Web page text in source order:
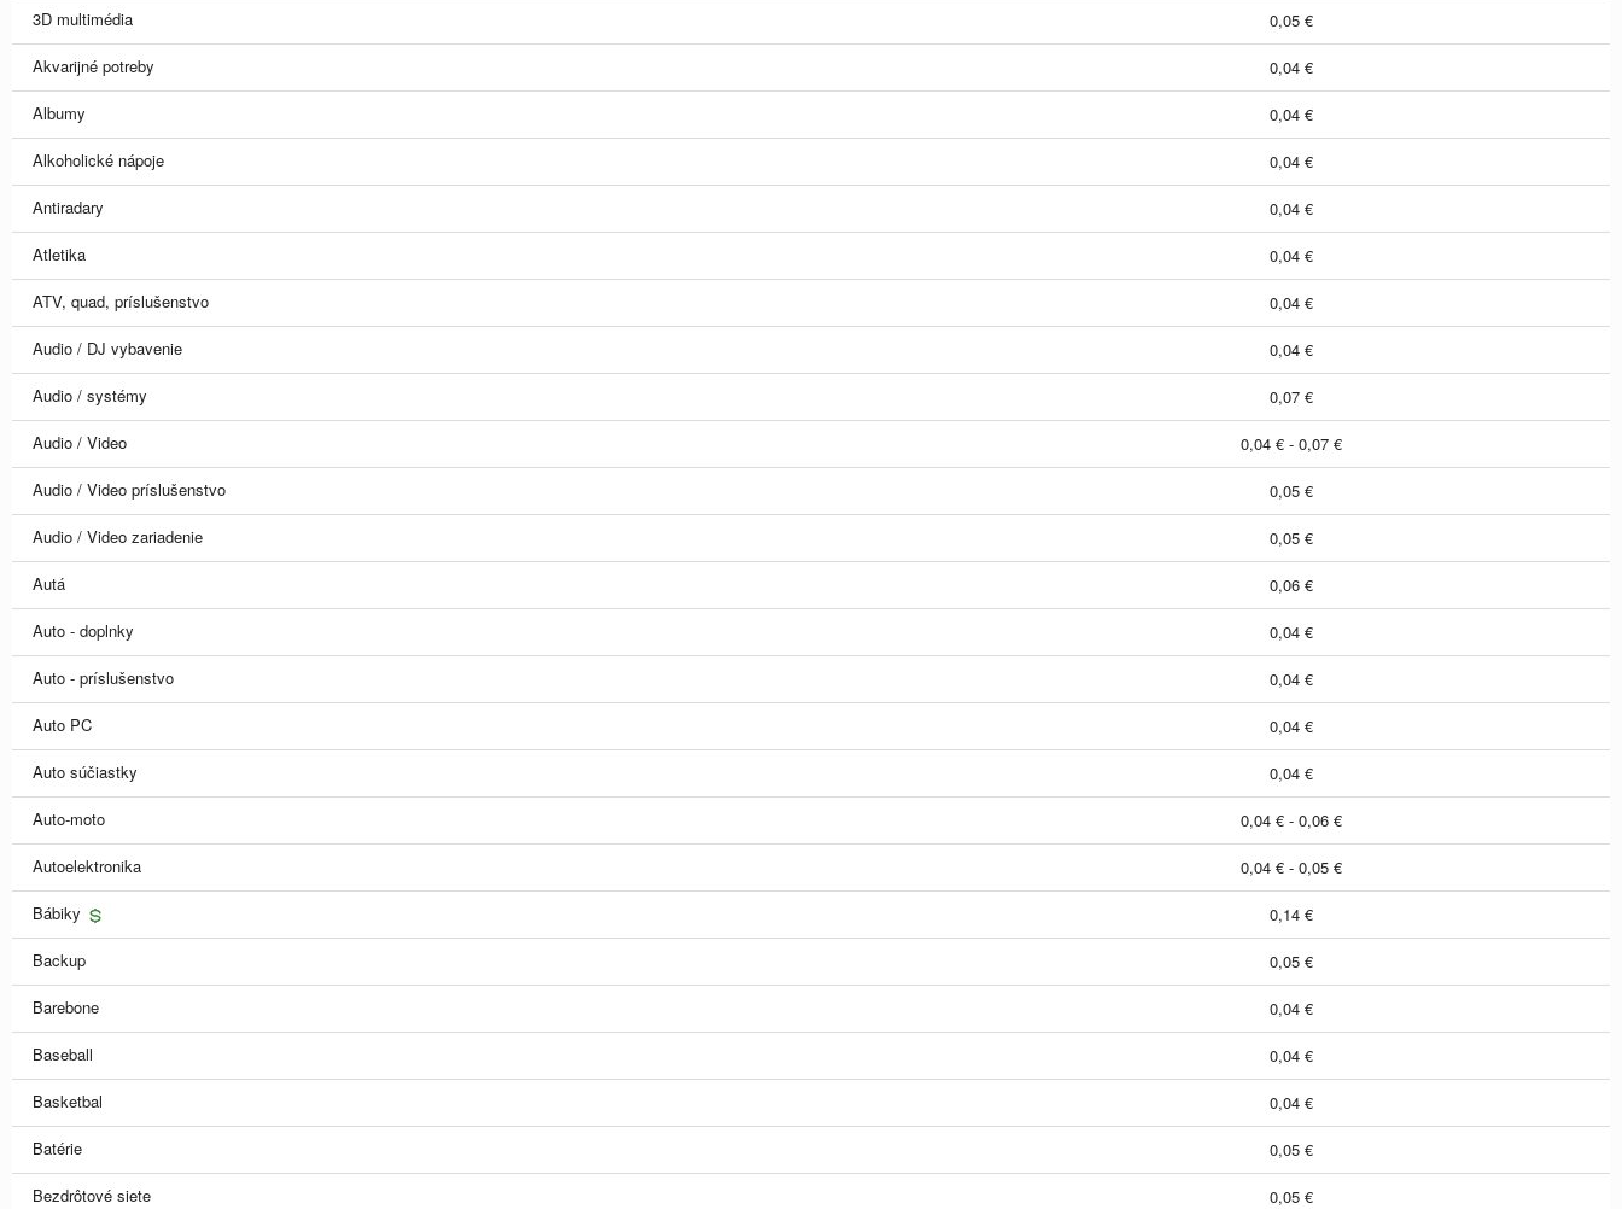
3D multimédia
0,05 €
Akvarijné potreby
0,04 €
Albumy
0,04 €
Alkoholické nápoje
0,04 €
Antiradary
0,04 €
Atletika
0,04 €
ATV, quad, príslušenstvo
0,04 €
Audio / DJ vybavenie
0,04 €
Audio / systémy
0,07 €
Audio / Video
0,04 € - 0,07 €
Audio / Video príslušenstvo
0,05 €
Audio / Video zariadenie
0,05 €
Autá
0,06 €
Auto - doplnky
0,04 €
Auto - príslušenstvo
0,04 €
Auto PC
0,04 €
Auto súčiastky
0,04 €
Auto-moto
0,04 € - 0,06 €
Autoelektronika
0,04 € - 0,05 €
Bábiky
0,14 €
Backup
0,05 €
Barebone
0,04 €
Baseball
0,04 €
Basketbal
0,04 €
Batérie
0,05 €
Bezdrôtové siete
0,05 €